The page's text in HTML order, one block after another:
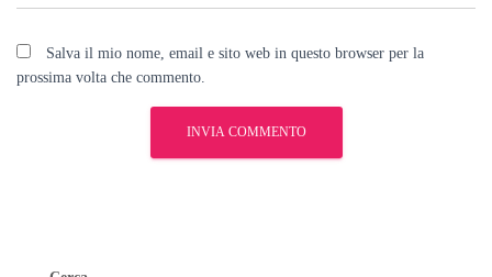
Salva il mio nome, email e sito web in questo browser per la
prossima volta che commento.